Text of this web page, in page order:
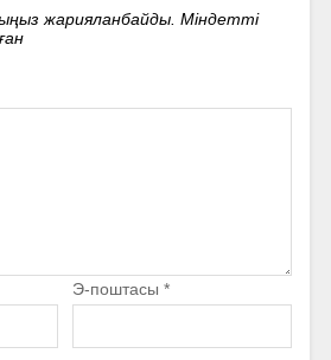
жарияланбайды. Міндетті
Э-поштасы *